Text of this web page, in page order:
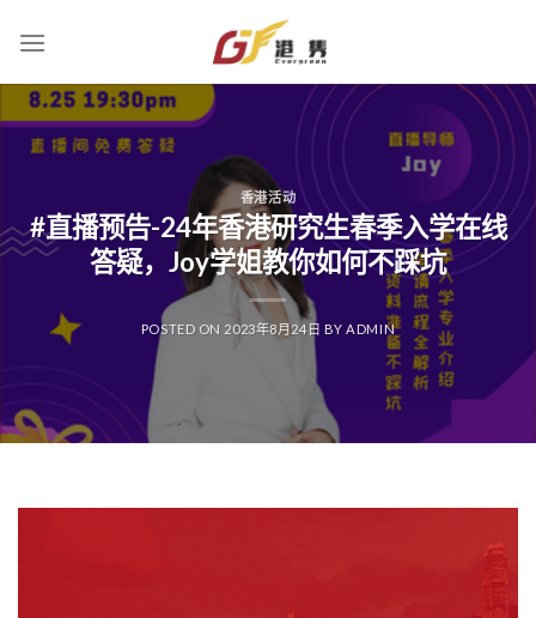
香港活动
#直播预告-24年香港研究生春季入学在线
答疑，Joy学姐教你如何不踩坑
POSTED ON 2023年8月24日 BYADMIN